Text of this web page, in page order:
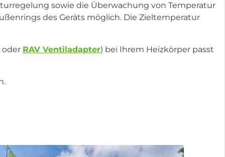
sowie die Überwachung von Temperatur
des Geräts möglich. Die Zieltemperatur
oder RAV Ventiladapter) bei Ihrem Heizkörper passt